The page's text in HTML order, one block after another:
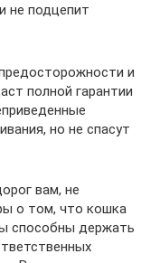
не подцепит
и
полной гарантии
но не спасут
вам, не
о том, что кошка
способны держать